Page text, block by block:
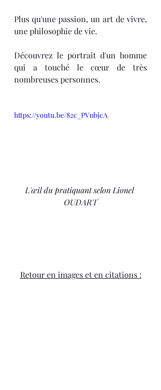
Plus qu'une passion, un art de vivre,
une philosophie de vie.
Découvrez le portrait d'un homme
qui a touché le cœur de très
nombreuses personnes.
https://youtu.be/82c_PVnbjcA
L'œil du pratiquant selon Lionel
OUDART
Retour en images et en citations :